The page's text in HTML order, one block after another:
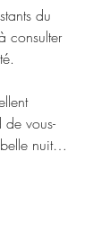
du
consulter
vous-
belle nuit…